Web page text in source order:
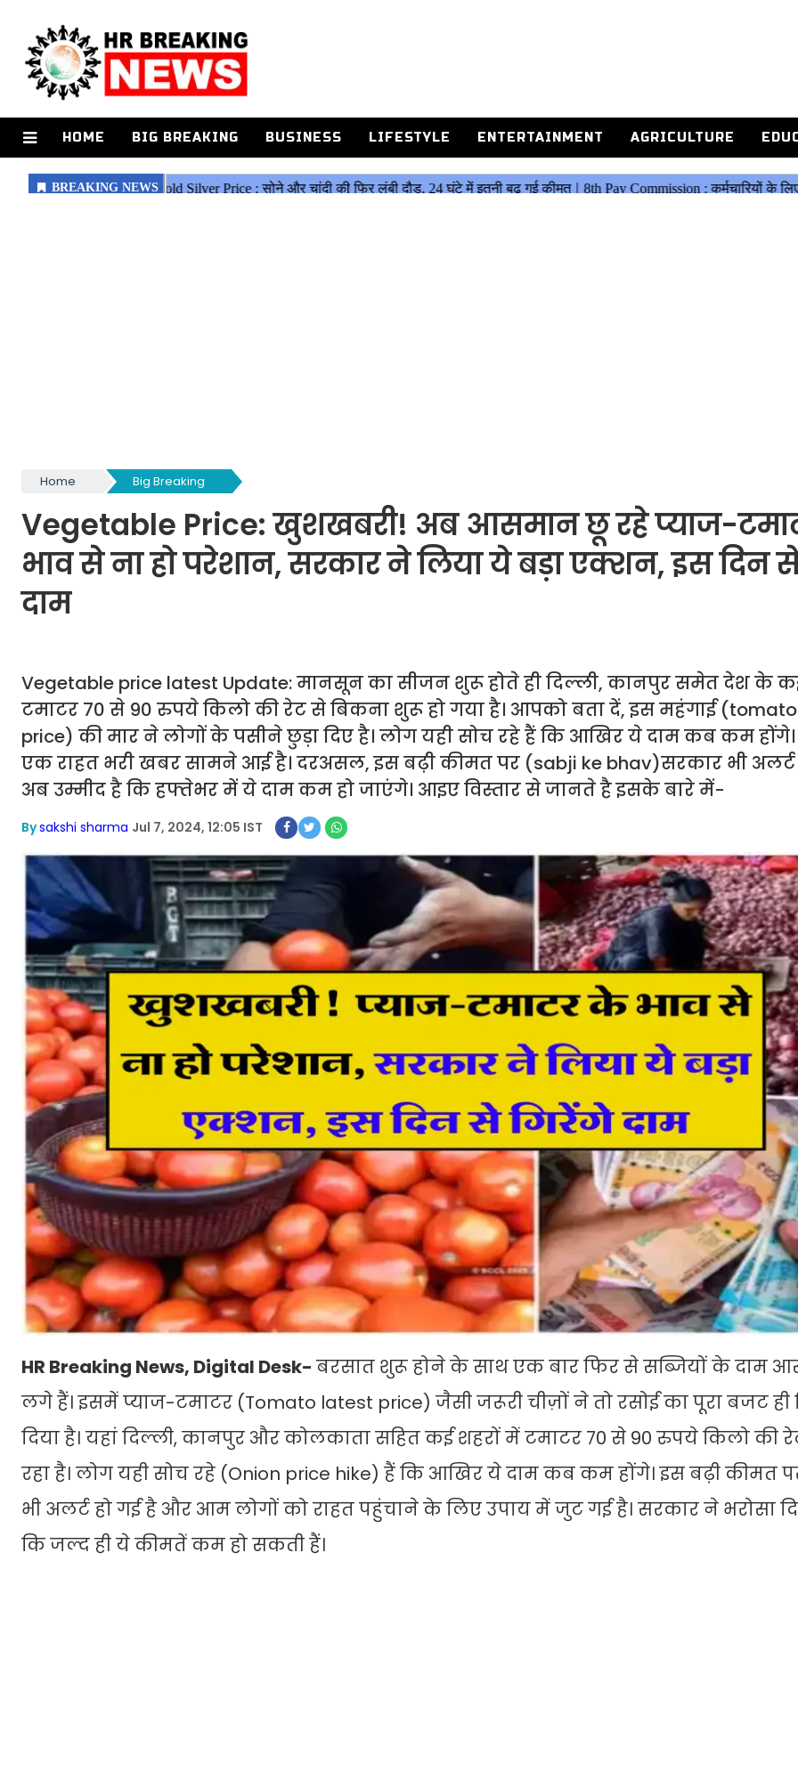
HOME BIG BREAKING BUSINESS LIFESTYLE ENTERTAINMENT AGRICULTURE
Home Big Breaking
Vegetable Price: खुशखबरी! अब आसमान छू रहे प्याज-
भाव से ना हो परेशान, सरकार ने लिया ये बड़ा एक्शन, इस दिन
दाम
Vegetable price latest Update: मानसून का सीजन शुरू होते ही दिल्ली, कानपुर समेत देश के
टमाटर 70 से 90 रुपये किलो की रेट से बिकना शुरू हो गया है। आपको बता दें, इस महंगाई
price) की मार ने लोगों के पसीने छुड़ा दिए है। लोग यही सोच रहे हैं कि आखिर ये दाम कब कम होंगे।
एक राहत भरी खबर सामने आई है। दरअसल, इस बढ़ी कीमत पर (sabji ke bhav)सरकार भी अलर्ट
अब उम्मीद है कि हफ्तेभर में ये दाम कम हो जाएंगे। आइए विस्तार से जानते है इसके बारे में-
Bysakshi sharma Jul 7, 2024, 12:05 IST
HR Breaking News, Digital Desk- बरसात शुरू होने के साथ एक बार फिर से सब्जियों के दाम
लगे हैं। इसमें प्याज-टमाटर (Tomato latest price) जैसी जरूरी चीज़ों ने तो रसोई का पूरा बजट ही
दिया है। यहां दिल्ली, कानपुर और कोलकाता सहित कई शहरों में टमाटर 70 से 90 रुपये किलो की
रहा है। लोग यही सोच रहे (Onion price hike) हैं कि आखिर ये दाम कब कम होंगे। इस बढ़ी कीमत
भी अलर्ट हो गई है और आम लोगों को राहत पहुंचाने के लिए उपाय में जुट गई है। सरकार ने भरोसा
कि जल्द ही ये कीमतें कम हो सकती हैं।